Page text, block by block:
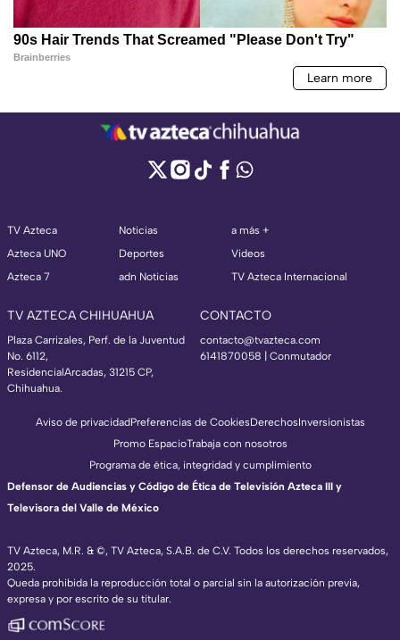
TV Azteca
Azteca UNO
Azteca 7
Noticias
Deportes
adn Noticias
a más +
Videos
TV Azteca Internacional
TV AZTECA CHIHUAHUA
Plaza Carrizales, Perf. de la Juventud
No. 6112,
ResidencialArcadas, 31215 CP,
Chihuahua.
CONTACTO
contacto@tvazteca.com
6141870058 | Conmutador
TV Azteca, M.R. & ©, TV Azteca, S.A.B. de C.V. Todos los derechos reservados,
2025.
Queda prohibida la reproducción total o parcial sin la autorización previa,
expresa y por escrito de su titular.
Aviso de privacidadPreferencias de CookiesDerechosInversionistas
Promo EspacioTrabaja con nosotros
Programa de ética, integridad y cumplimiento
Defensor de Audiencias y Código de Ética de Televisión Azteca III y
Televisora del Valle de México